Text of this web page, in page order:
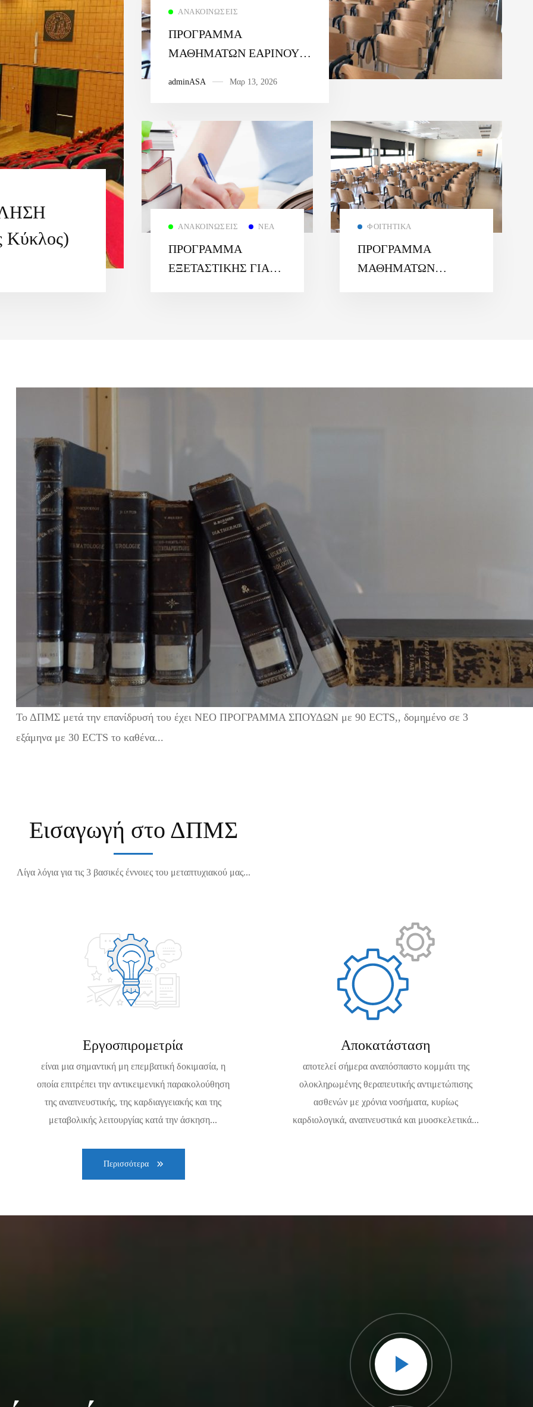
Κύκλος)
ΑΝΑΚΟΙΝΏΣΕΙΣ
ΠΡΟΓΡΑΜΜΑ
ΜΑΘΗΜΑΤΩΝ ΕΑΡΙΝΟΥ
adminASA Μαρ 13, 2026
ΑΝΑΚΟΙΝΏΣΕΙΣ ΝΈΑ
ΠΡΟΓΡΑΜΜΑ
EΞΕΤΑΣΤΙΚΗΣ ΓΙΑ
ΦΟΙΤΗΤΙΚΆ
ΠΡΟΓΡΑΜΜΑ
ΜΑΘΗΜΑΤΩΝ
Το ΔΠΜΣ μετά την επανίδρυσή του έχει ΝΕΟ ΠΡΟΓΡΑΜΜΑ ΣΠΟΥΔΩΝ με 90 ECTS,, δομημένο σε 3
εξάμηνα με 30 ECTS το καθένα...
Εισαγωγή στο ΔΠΜΣ
Λίγα λόγια για τις 3 βασικές έννοιες του μεταπτυχιακού μας...
Εργοσπιρομετρία
είναι μια σημαντική μη επεμβατική δοκιμασία, η
οποία επιτρέπει την αντικειμενική παρακολούθηση
της αναπνευστικής, της καρδιαγγειακής και της
μεταβολικής λειτουργίας κατά την άσκηση...
Αποκατάσταση
αποτελεί σήμερα αναπόσπαστο κομμάτι της
ολοκληρωμένης θεραπευτικής αντιμετώπισης
ασθενών με χρόνια νοσήματα, κυρίως
καρδιολογικά, αναπνευστικά και μυοσκελετικά...
Περισσότερα